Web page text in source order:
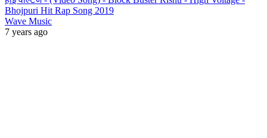
Bhojpuri Hit Rap Song 2019
Wave Music
7 years ago